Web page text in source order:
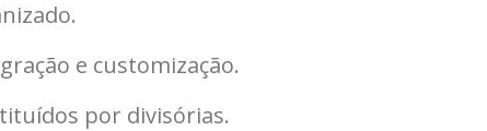
e customização.
por divisórias.